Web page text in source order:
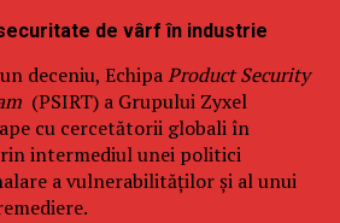
de vârf în industrie
deceniu, EchipaProduct Security
(PSIRT) a Grupului Zyxel
cu cercetătorii globali în
intermediul unei politici
a vulnerabilităților și al unui